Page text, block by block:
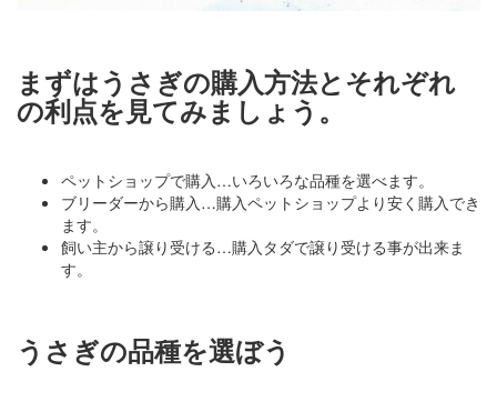
まずはうさぎの購入方法とそれぞれ
の利点を見てみましょう。
ペットショップで購入…いろいろな品種を選べます。
ブリーダーから購入…購入ペットショップより安く購入でき
ます。
飼い主から譲り受ける…購入タダで譲り受ける事が出来ま
す。
うさぎの品種を選ぼう